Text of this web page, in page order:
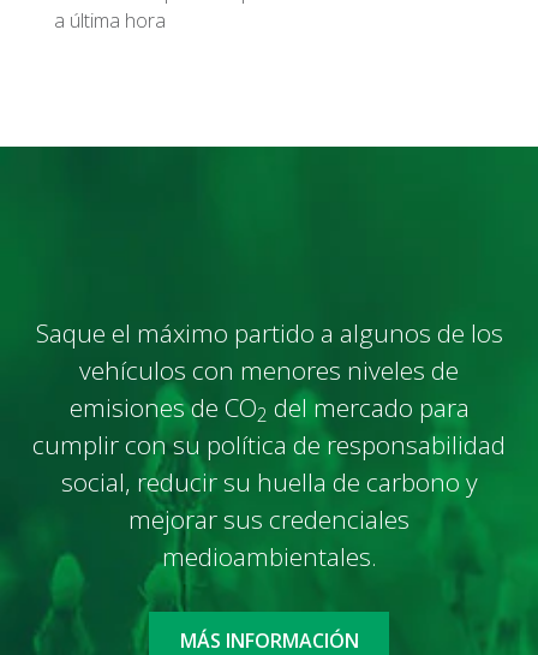
a última hora
Saque el máximo partido a algunos de los
vehículos con menores niveles de
emisiones de CO2 del mercado para
cumplir con su política de responsabilidad
social, reducir su huella de carbono y
mejorar sus credenciales
medioambientales.
MÁS INFORMACIÓN